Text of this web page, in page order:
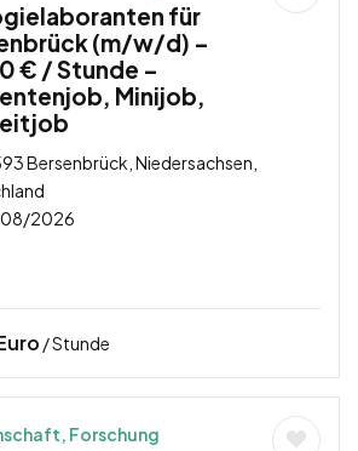
für
(m/w/d) –
€ / Stunde –
Minijob,
Bersenbrück, Niedersachsen,
2026
/ Stunde
Forschung